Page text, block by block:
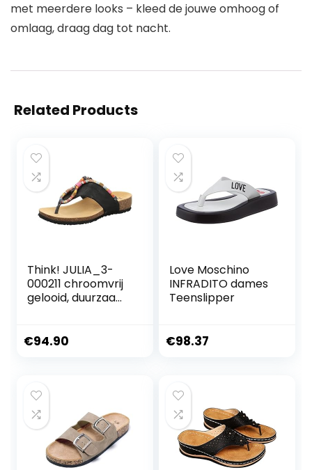
met meerdere looks – kleed de jouwe omhoog of
omlaag, draag dag tot nacht.
Related Products
Think! JULIA_3-
000211 chroomvrij
gelooid, duurzaam
€94.90
Love Moschino
INFRADITO dames
Teenslipper
€98.37